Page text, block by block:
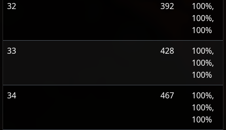
32
392
100%,
100%,
100%
33
428
100%,
100%,
100%
34
467
100%,
100%,
100%